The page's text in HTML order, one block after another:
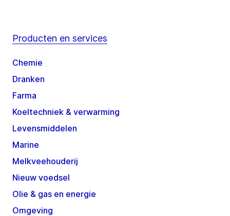
Producten en services
Chemie
Dranken
Farma
Koeltechniek & verwarming
Levensmiddelen
Marine
Melkveehouderij
Nieuw voedsel
Olie & gas en energie
Omgeving